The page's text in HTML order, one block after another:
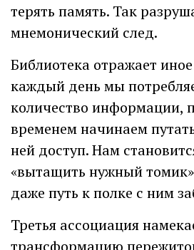
терять память. Так
мнемонический след.
Библиотека отражает
каждый день мы
количество информации,
временем начинаем
ней доступ. Нам
«вытащить нужный
даже путь к полке с ним
Третья ассоциация
трансформацию